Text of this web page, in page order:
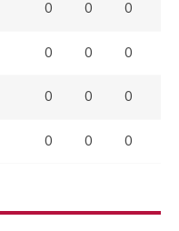
0 0 0
0 0 0
0 0 0
0 0 0